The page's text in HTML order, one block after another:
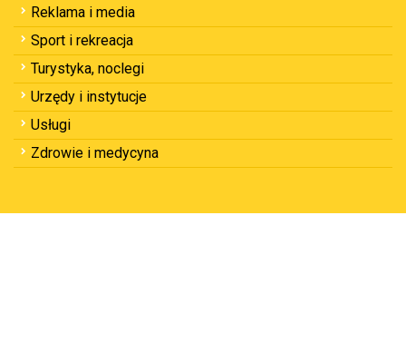
Reklama i media
Sport i rekreacja
Turystyka, noclegi
Urzędy i instytucje
Usługi
Zdrowie i medycyna